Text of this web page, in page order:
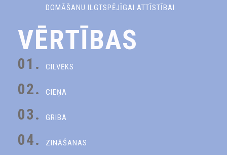
DOMĀŠANU ILGTSPĒJĪGAI ATTĪSTĪBAI
VĒRTĪBAS
01. CILVĒKS
02. CIEŅA
03. GRIBA
04. ZINĀŠANAS